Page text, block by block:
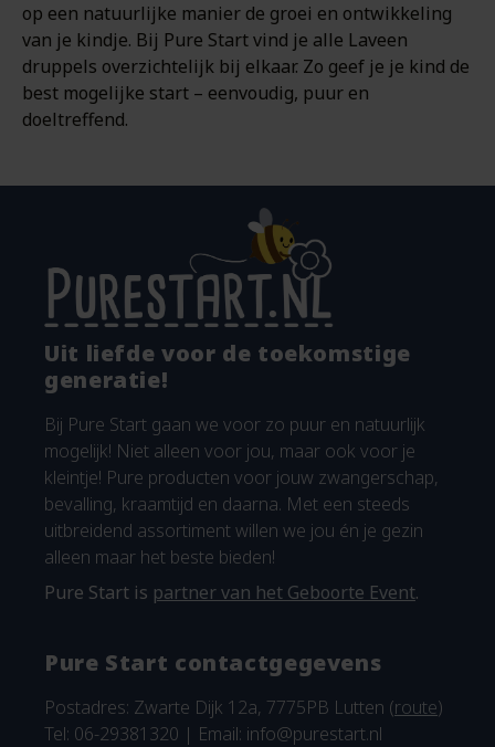
op een natuurlijke manier de groei en ontwikkeling
van je kindje. Bij Pure Start vind je alle Laveen
druppels overzichtelijk bij elkaar. Zo geef je je kind de
best mogelijke start – eenvoudig, puur en
doeltreffend.
Uit liefde voor de toekomstige
generatie!
Bij Pure Start gaan we voor zo puur en natuurlijk
mogelijk! Niet alleen voor jou, maar ook voor je
kleintje! Pure producten voor jouw zwangerschap,
bevalling, kraamtijd en daarna. Met een steeds
uitbreidend assortiment willen we jou én je gezin
alleen maar het beste bieden!
Pure Start is partner van het Geboorte Event.
Pure Start contactgegevens
Postadres: Zwarte Dijk 12a, 7775PB Lutten (route)
Tel: 06-29381320 | Email: info@purestart.nl